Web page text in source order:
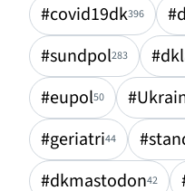
#covid19dk396
#sundpol283
#eupol50
#geriatri44
#dkmastodon42